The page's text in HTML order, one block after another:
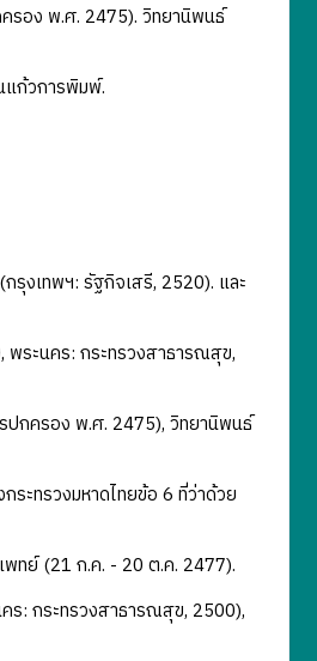
รอง พ.ศ. 2475). วิทยานิพนธ์
แก้วการพิมพ์.
รุงเทพฯ: รัฐกิจเสรี, 2520). และ
ระนคร: กระทรวงสาธารณสุข,
ปกครอง พ.ศ. 2475), วิทยานิพนธ์
ระทรวงมหาดไทยข้อ 6 ที่ว่าด้วย
ทย์ (21 ก.ค. - 20 ต.ค. 2477).
: กระทรวงสาธารณสุข, 2500),